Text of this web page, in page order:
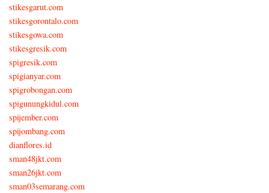
stikesgarut.com
stikesgorontalo.com
stikesgowa.com
stikesgresik.com
spigresik.com
spigianyar.com
spigrobongan.com
spigunungkidul.com
spijember.com
spijombang.com
dianflores.id
sman48jkt.com
sman26jkt.com
sman03semarang.com